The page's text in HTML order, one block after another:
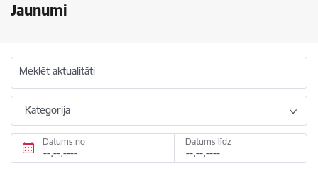
Jaunumi
Meklēt aktualitāti
Kategorija
Datums no Datums līdz